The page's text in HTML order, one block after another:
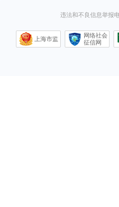
违法和不良信息举报
上海市监
网络社会
征信网